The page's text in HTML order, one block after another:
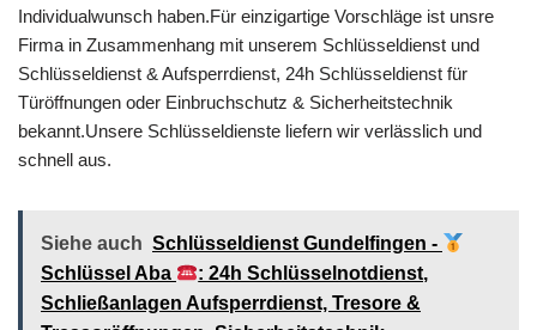
Individualwunsch haben.Für einzigartige Vorschläge ist unsre
Firma in Zusammenhang mit unserem Schlüsseldienst und
Schlüsseldienst & Aufsperrdienst, 24h Schlüsseldienst für
Türöffnungen oder Einbruchschutz & Sicherheitstechnik
bekannt.Unsere Schlüsseldienste liefern wir verlässlich und
schnell aus.
Siehe auch Schlüsseldienst Gundelfingen -
Schlüssel Aba
: 24h Schlüsselnotdienst,
Schließanlagen Aufsperrdienst, Tresore &